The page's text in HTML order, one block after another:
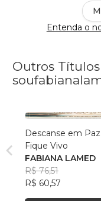
Entenda o
Outros
Descanse em
Fique Vivo
FABIANA LAMED
R$ 76,51
R$ 60,57